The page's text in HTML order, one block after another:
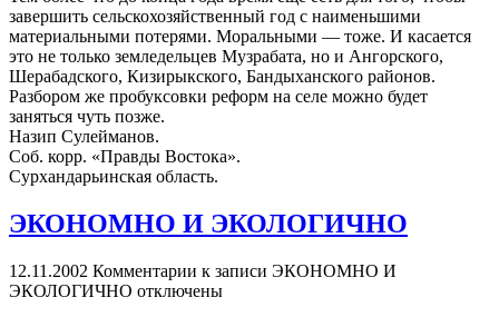
завершить сельскохозяйственный год с наименьшими
материальными потерями. Моральными — тоже. И касается
это не только земледельцев Музрабата, но и Ангорского,
Шерабадского, Кизирыкского, Бандыханского районов.
Разбором же пробуксовки реформ на селе можно будет
заняться чуть позже.
Назип Сулейманов.
Соб. корр. «Правды Востока».
Сурхандарьинская область.
ЭКОНОМНО И ЭКОЛОГИЧНО
12.11.2002 Комментарии к записи ЭКОНОМНО И
ЭКОЛОГИЧНО отключены